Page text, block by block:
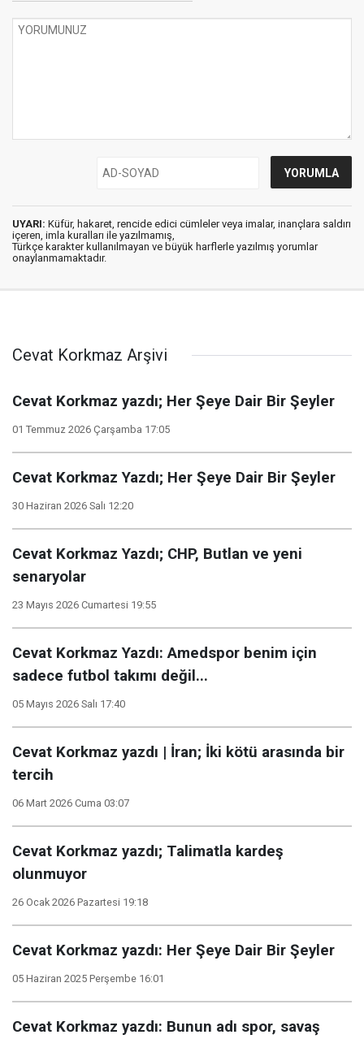
UYARI: Küfür, hakaret, rencide edici cümleler veya imalar, inançlara saldırı
içeren, imla kuralları ile yazılmamış,
Türkçe karakter kullanılmayan ve büyük harflerle yazılmış yorumlar
onaylanmamaktadır.
Cevat Korkmaz Arşivi
Cevat Korkmaz yazdı; Her Şeye Dair Bir Şeyler
01 Temmuz 2026 Çarşamba 17:05
Cevat Korkmaz Yazdı; Her Şeye Dair Bir Şeyler
30 Haziran 2026 Salı 12:20
Cevat Korkmaz Yazdı; CHP, Butlan ve yeni
senaryolar
23 Mayıs 2026 Cumartesi 19:55
Cevat Korkmaz Yazdı: Amedspor benim için
sadece futbol takımı değil...
05 Mayıs 2026 Salı 17:40
Cevat Korkmaz yazdı | İran; İki kötü arasında bir
tercih
06 Mart 2026 Cuma 03:07
Cevat Korkmaz yazdı; Talimatla kardeş
olunmuyor
26 Ocak 2026 Pazartesi 19:18
Cevat Korkmaz yazdı: Her Şeye Dair Bir Şeyler
05 Haziran 2025 Perşembe 16:01
Cevat Korkmaz yazdı: Bunun adı spor, savaş